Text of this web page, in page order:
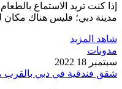
إذا كنت تريد الاستماع
مدينة دبي؛ فليس هناك
شاهد المزيد
مدونات
سبتمبر 18 2022
شقق فندقية في دبي بالقرب